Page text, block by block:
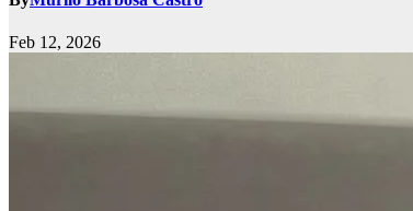
Feb 12, 2026